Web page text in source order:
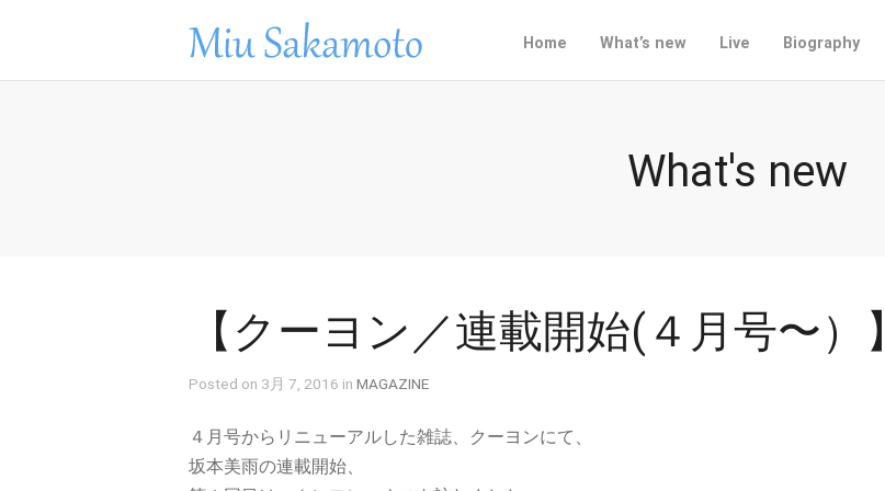
Home What’s new Live Biography
What's new
【クーヨン／連載開始(４月号〜）】
Posted on 3月 7, 2016 in MAGAZINE
４月号からリニューアルした雑誌、クーヨンにて、
坂本美雨の連載開始、